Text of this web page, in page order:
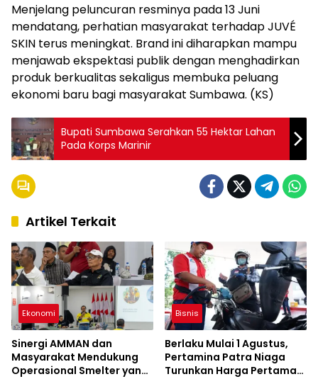
Menjelang peluncuran resminya pada 13 Juni
mendatang, perhatian masyarakat terhadap JUVÉ
SKIN terus meningkat. Brand ini diharapkan mampu
menjawab ekspektasi publik dengan menghadirkan
produk berkualitas sekaligus membuka peluang
ekonomi baru bagi masyarakat Sumbawa. (KS)
Bupati Sumbawa Serahkan 55 Hektar Lahan
Pada Korps Marinir
Artikel Terkait
Ekonomi
Sinergi AMMAN dan
Masyarakat Mendukung
Operasional Smelter yang
Bisnis
Berlaku Mulai 1 Agustus,
Pertamina Patra Niaga
Turunkan Harga Pertamax